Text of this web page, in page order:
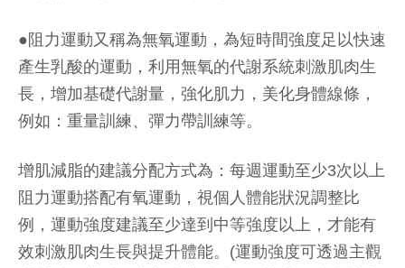
●阻力運動又稱為無氧運動，為短時間強度足以快速
產生乳酸的運動，利用無氧的代謝系統刺激肌肉生
長，增加基礎代謝量，強化肌力，美化身體線條，
例如：重量訓練、彈力帶訓練等。
增肌減脂的建議分配方式為：每週運動至少3次以上
阻力運動搭配有氧運動，視個人體能狀況調整比
例，運動強度建議至少達到中等強度以上，才能有
效刺激肌肉生長與提升體能。(運動強度可透過主觀